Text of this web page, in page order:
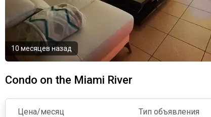
10 месяцев назад
Condo on the Miami River
Цена/месяц
Тип объявления